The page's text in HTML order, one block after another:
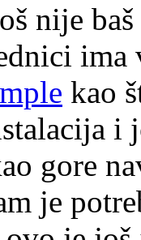
nije
kao
i
gore
je